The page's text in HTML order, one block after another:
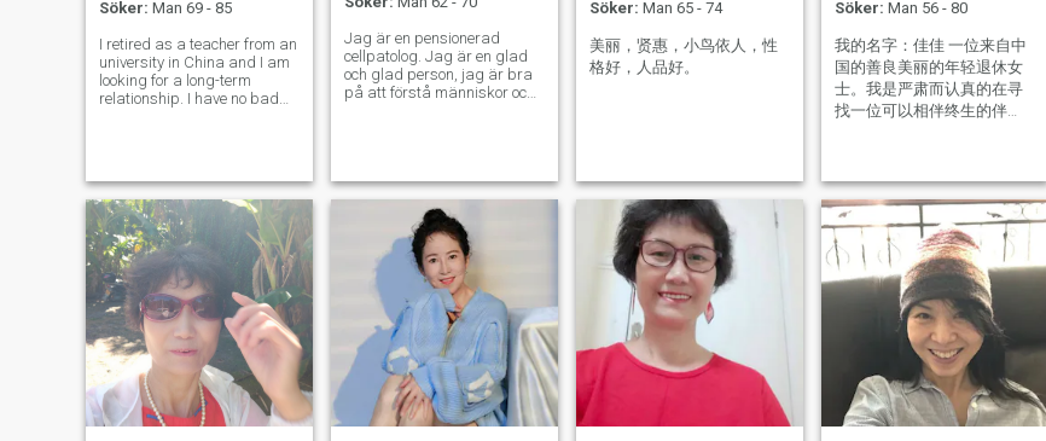
Söker: Man 69 - 85
I retired as a teacher from an
university in China and I am
looking for a long-term
relationship. I have no bad
example I learnt my com
Jag är en pensionerad
cellpatolog. Jag är en glad
och glad person, jag är bra
på att förstå människor och
att en bra familj ska vara en
familj som litar på varandra,
förstår varandra,
uppskattar varandra och
älskar varandra. Jag letar
efter en speciell partner, en
ärlig, sann, välmenande,
kompatibel själsfrände utan
lögner och våld. Jag är frisk,
älskar musik och
matlagning, och jag älskar
att resa. Jag har varit i
England två gånger och i
Nya Zeeland och andra
Söker: Man 65 - 74
美丽，贤惠，小鸟依人，性
格好，人品好。
Söker: Man 56 - 80
我的名字：佳佳 一位来自中
国的善良美丽的年轻退休女
士。我是严肃而认真的在寻
找一位可以相伴终生的伴
的美好相伴。一生中最幸福
的是和你一起坐着摇椅摇啊
摇慢慢的变老....